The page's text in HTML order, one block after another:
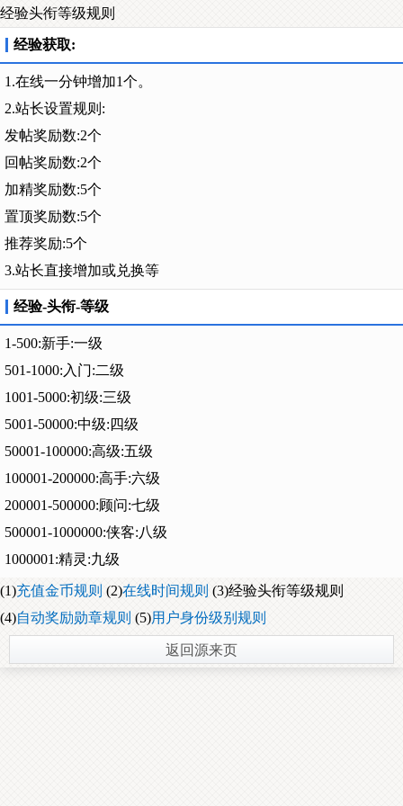
经验头衔等级规则
经验获取:
1.在线一分钟增加1个。
2.站长设置规则:
发帖奖励数:2个
回帖奖励数:2个
加精奖励数:5个
置顶奖励数:5个
推荐奖励:5个
3.站长直接增加或兑换等
经验-头衔-等级
1-500:新手:一级
501-1000:入门:二级
1001-5000:初级:三级
5001-50000:中级:四级
50001-100000:高级:五级
100001-200000:高手:六级
200001-500000:顾问:七级
500001-1000000:侠客:八级
1000001:精灵:九级
(1)充值金币规则 (2)在线时间规则 (3)经验头衔等级规则
(4)自动奖励勋章规则 (5)用户身份级别规则
返回源来页